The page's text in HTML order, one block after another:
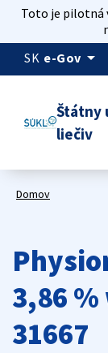
Toto je pilotná
SK e-Gov arrow_drop_down
Štátny
liečiv
Domov
3,86
31667